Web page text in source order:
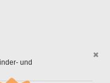
und